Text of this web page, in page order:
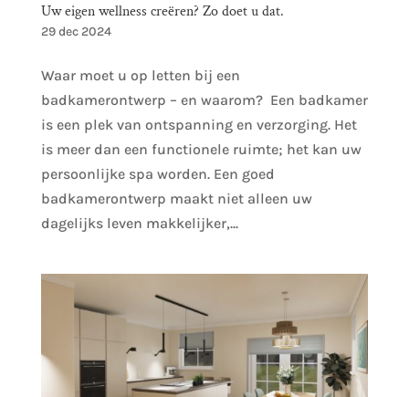
Uw eigen wellness creëren? Zo doet u dat.
29 dec 2024
Waar moet u op letten bij een
badkamerontwerp – en waarom? Een badkamer
is een plek van ontspanning en verzorging. Het
is meer dan een functionele ruimte; het kan uw
persoonlijke spa worden. Een goed
badkamerontwerp maakt niet alleen uw
dagelijks leven makkelijker,...